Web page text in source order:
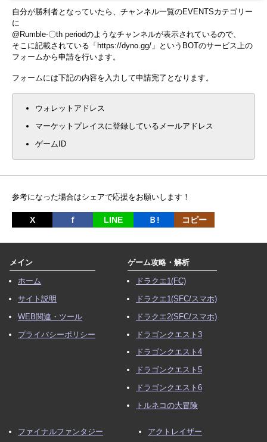
自分が勝利者となっていたら、チャンネル一覧のEVENTSカテゴリー
に
@Rumble-〇th periodのようなチャンネルが表示されているので、
そこに記載されている「https://dyno.gg/」というBOTのサービス上の
フォームから申請を行います。
フォームには下記の内容を入力して申請完了となります。
ウォレットアドレス
マーケットプレイスに登録しているメールアドレス
ゲームID
参考になった場合はシェアで応援をお願いします！
X ｆ LINE Ｂ! コピー
メイン
ホーム
サイト説明
WEB関連・ツール
プライバシーポリシー
ゲーム攻略・解析
ドラクエ1(FC)
ドラクエ1(SFC/スマホ)
ドラクエ2(SFC/スマホ)
ドラゴンクエスト3
ドラゴンクエスト4
ドラゴンクエスト5
ドラゴンクエスト6
トルネコの大冒険
ファイナルファンタジー
アクトレイザー